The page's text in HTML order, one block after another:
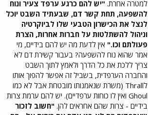
למטרה אחרת. "יש להם כרגע ערפד צעיר ונוח
להשפעה, תחת קשר דם, שבעתיד השבט יוכל
לנצל את הכישרון הטבעי שלו לביוקרטיה
וניהול להשתלטות על חברות אחרות, הצרת
פעולתם וכו." אין לדעת מה יש להם בידיים, מי
אמר שהוא נוח להשפעה? בעבור קשירת דם לא
צריך ללכת את כל הדרך ולאמץ לתוך השבט
והחברה הערפדית, בשביל זה אפשר להפוך אותו
לThrall (משרת שנאמנותו מובטחת אבל לא כמו
Ghoul ואין לו כוחות ערפדיים). יש להם ערמת צרות
בידיים - צרות שהם אחראים להן. "חשוב לזכור